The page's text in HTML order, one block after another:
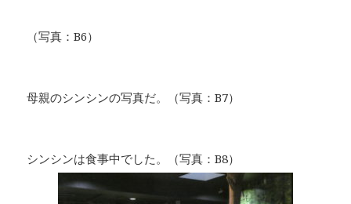
（写真：B6）
母親のシンシンの写真だ。（写真：B7）
シンシンは食事中でした。（写真：B8）